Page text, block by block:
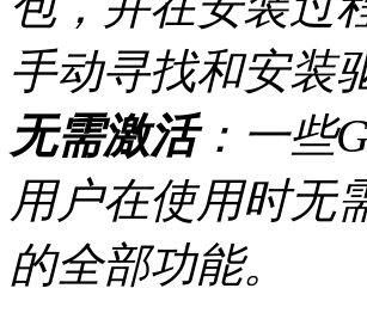
手动寻找和安装
无需激活：一些
用户在使用时无
的全部功能。